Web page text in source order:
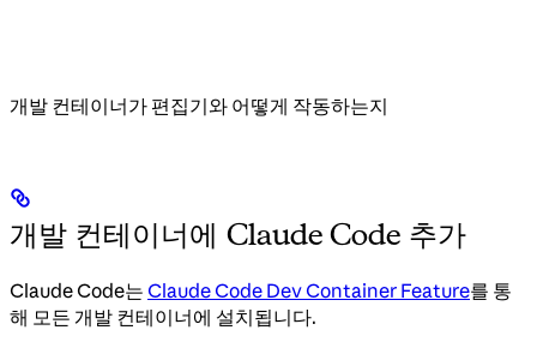
개발 컨테이너가 편집기와 어떻게 작동하는지
개발 컨테이너에 Claude Code 추가
Claude Code는 Claude Code Dev Container Feature를 통
해 모든 개발 컨테이너에 설치됩니다.